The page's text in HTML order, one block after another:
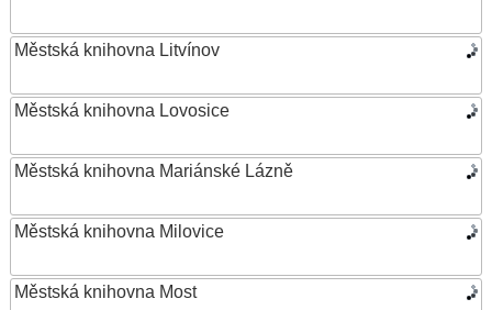
Městská knihovna Litvínov
Městská knihovna Lovosice
Městská knihovna Mariánské Lázně
Městská knihovna Milovice
Městská knihovna Most